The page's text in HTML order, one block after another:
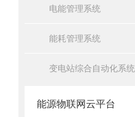
电能管理系统
能耗管理系统
变电站综合自动化系统
能源物联网云平台